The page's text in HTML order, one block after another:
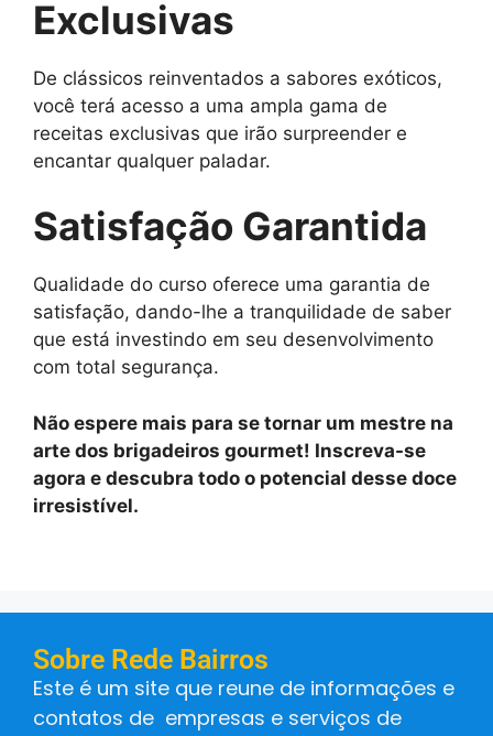
Exclusivas
De clássicos reinventados a sabores exóticos,
você terá acesso a uma ampla gama de
receitas exclusivas que irão surpreender e
encantar qualquer paladar.
Satisfação Garantida
Qualidade do curso oferece uma garantia de
satisfação, dando-lhe a tranquilidade de saber
que está investindo em seu desenvolvimento
com total segurança.
Não espere mais para se tornar um mestre na
arte dos brigadeiros gourmet! Inscreva-se
agora e descubra todo o potencial desse doce
irresistível.
Sobre Rede Bairros
Este é um site que reune de informações e
contatos de empresas e serviços de